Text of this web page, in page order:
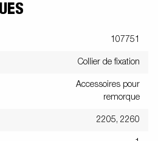
107751
Collier de fixation
Accessoires pour
remorque
2205, 2260